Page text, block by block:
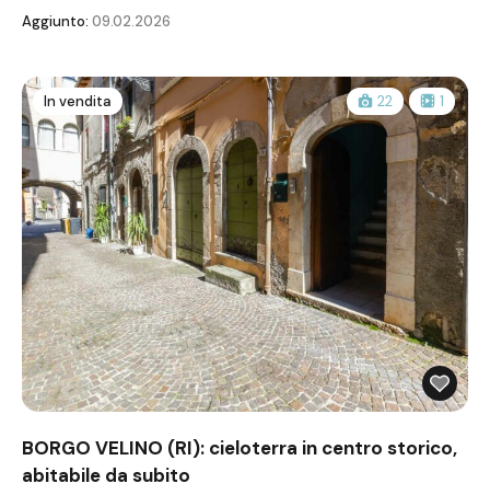
Aggiunto: 09.02.2026
In vendita 22 1
BORGO VELINO (RI): cieloterra in centro storico,
abitabile da subito